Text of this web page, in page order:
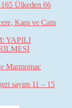
165 Ülkeden 66
Kapı ve Cam
YAPILI
Marmomac
sayım 11 – 15